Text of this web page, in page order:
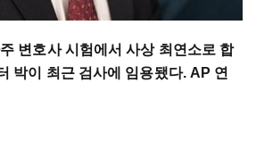
변호사 시험에서 사상 최연소로 합
박이 최근 검사에 임용됐다. AP 연